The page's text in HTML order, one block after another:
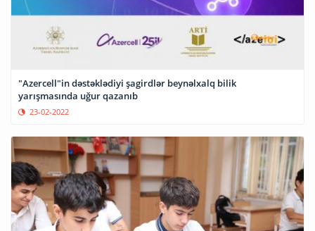
"Azercell"in dəstəklədiyi şagirdlər beynəlxalq bilik
yarışmasında uğur qazanıb
23-02-2022